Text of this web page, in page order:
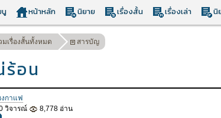
นู หน้าหลัก นิยาย เรื่องสั้น เรื่องเล่า นิ
มเรื่องสั้นทั้งหมด สารบัญ
ร้อน
งกาแฟ
วิจารณ์ 8,778 อ่าน